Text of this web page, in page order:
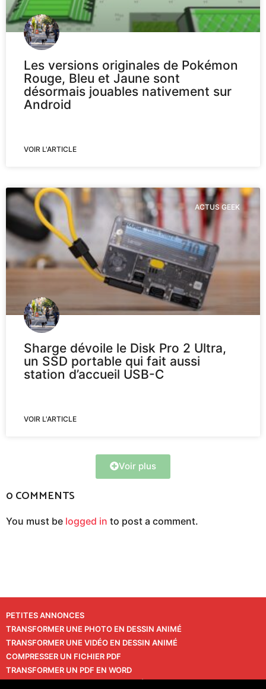
Les versions originales de Pokémon
Rouge, Bleu et Jaune sont
désormais jouables nativement sur
Android
VOIR L'ARTICLE
ACTUS GEEK
Sharge dévoile le Disk Pro 2 Ultra,
un SSD portable qui fait aussi
station d’accueil USB-C
VOIR L'ARTICLE
Voir plus
0 COMMENTS
You must be logged in to post a comment.
PETITES ANNONCES
TRANSFORMER UNE PHOTO EN DESSIN ANIMÉ
TRANSFORMER UNE VIDÉO EN DESSIN ANIMÉ
COMPRESSER UN FICHIER PDF
TRANSFORMER UN PDF EN WORD